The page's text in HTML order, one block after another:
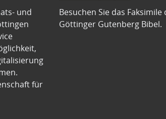
und
für
Besuchen Sie das Faksimile
Göttinger Gutenberg Bibel.